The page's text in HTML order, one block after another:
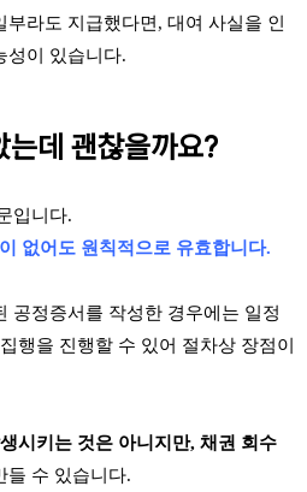
라도 지급했다면, 대여 사실을 인
성이 있습니다.
데 괜찮을까요?
입니다.
없어도 원칙적으로 유효합니다.
공정증서를 작성한 경우에는 일정
행을 진행할 수 있어 절차상 장점이
시키는 것은 아니지만, 채권 회수
들 수 있습니다.